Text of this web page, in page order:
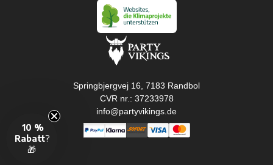
Springbjergvej 16, 7183 Randbol
CVR nr.: 37233978
info@partyvikings.de
10 %
Rabatt?
🎁